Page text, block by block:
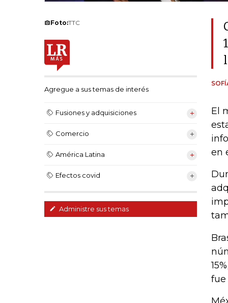
Foto:TTC
Agregue a sus temas de interés
Fusiones y adquisiciones
Comercio
América Latina
Efectos covid
Administre sus temas
El
en
fue